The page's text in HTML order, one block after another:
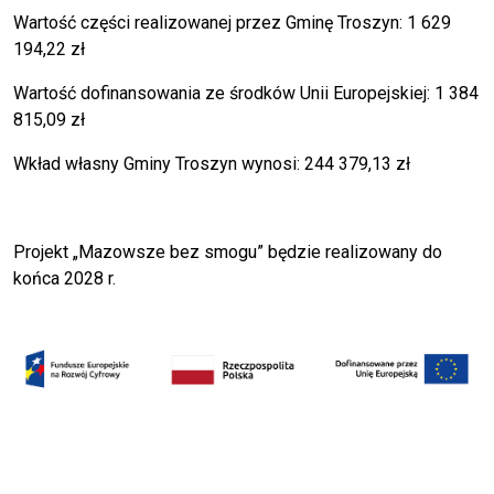
Wartość części realizowanej przez Gminę Troszyn: 1 629
194,22 zł
Wartość dofinansowania ze środków Unii Europejskiej: 1 384
815,09 zł
Wkład własny Gminy Troszyn wynosi: 244 379,13 zł
Projekt „Mazowsze bez smogu” będzie realizowany do
końca 2028 r.